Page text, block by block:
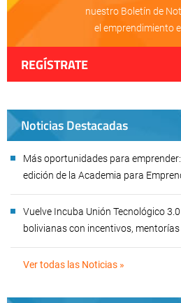
nuestro Boletín de
el emprendimiento
REGÍSTRATE
Noticias Destacadas
Más oportunidades para
edición de la Academia para
Vuelve Incuba Unión Tecnológico
bolivianas con incentivos,
Ver todas las Noticias »